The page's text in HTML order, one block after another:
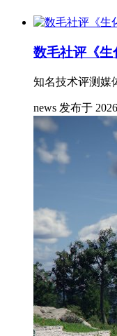
数毛社评《生
知名技术评测媒
news 发布于